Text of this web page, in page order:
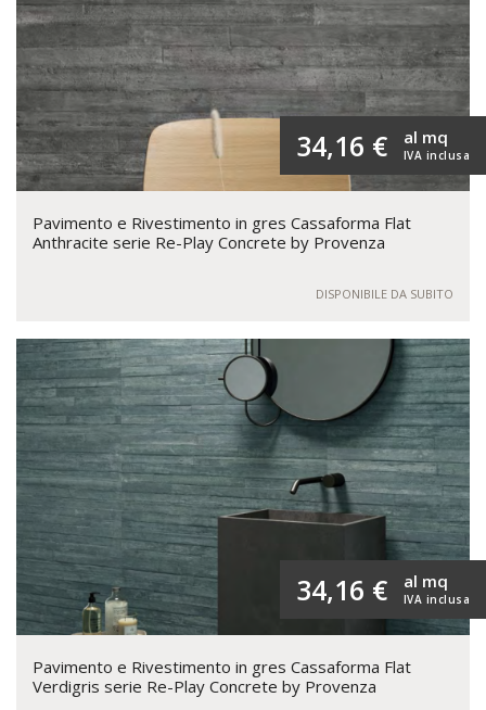
34,16 € IVA inclusa
al mq
Pavimento e Rivestimento in gres Cassaforma Flat
Anthracite serie Re-Play Concrete by Provenza
DISPONIBILE DA SUBITO
34,16 € IVA inclusa
al mq
Pavimento e Rivestimento in gres Cassaforma Flat
Verdigris serie Re-Play Concrete by Provenza